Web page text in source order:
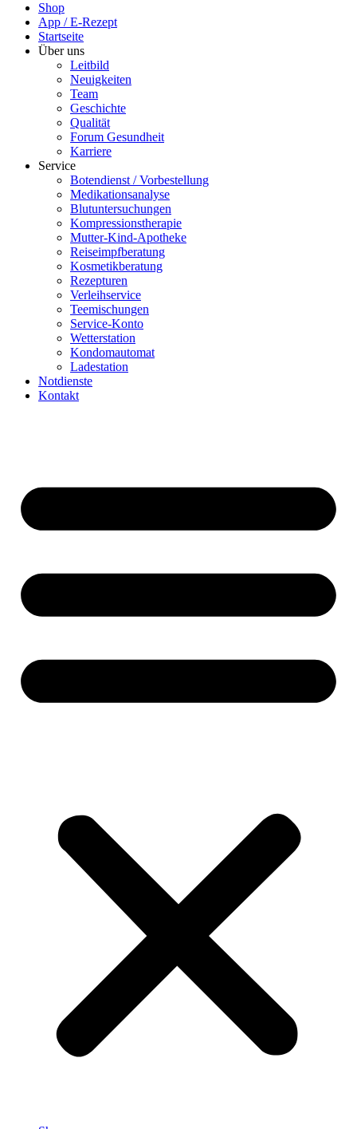
Shop
App / E-Rezept
Startseite
Über uns
Leitbild
Neuigkeiten
Team
Geschichte
Qualität
Forum Gesundheit
Karriere
Service
Botendienst / Vorbestellung
Medikationsanalyse
Blutuntersuchungen
Kompressionstherapie
Mutter-Kind-Apotheke
Reiseimpfberatung
Kosmetikberatung
Rezepturen
Verleihservice
Teemischungen
Service-Konto
Wetterstation
Kondomautomat
Ladestation
Notdienste
Kontakt